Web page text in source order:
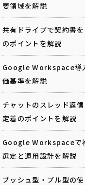
要領域を解説
共有ドライブで契約書
のポイントを解説
Google Workspace導
価基準を解説
チャットのスレッド返
定着のポイントを解説
Google Workspaceで
選定と運用設計を解説
プッシュ型・プル型の